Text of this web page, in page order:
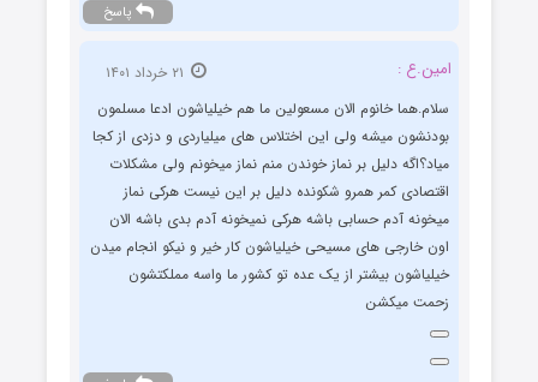
پاسخ
امین.ع :
سلام.هما خانوم الان مسعولین ما هم خیلیاشون ادعا مسلمون
بودنشون میشه ولی این اختلاس های میلیاردی و دزدی از کجا
میاد؟اگه دلیل بر نماز خوندن منم نماز میخونم ولی مشکلات
اقتصادی کمر همرو شکونده دلیل بر این نیست هرکی نماز
میخونه آدم حسابی باشه هرکی نمیخونه آدم بدی باشه الان
اون خارجی های مسیحی خیلیاشون کار خیر و نیکو انجام میدن
خیلیاشون بیشتر از یک عده تو کشور ما واسه مملکتشون
زحمت میکشن